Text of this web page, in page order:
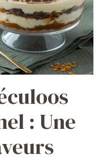
: Une